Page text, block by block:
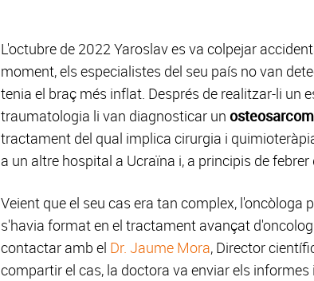
L'octubre de 2022 Yaroslav es va colpejar
moment, els especialistes del seu país no van
tenia el braç més inflat. Després de realitzar-li un
traumatologia li van diagnosticar un
tractament del qual implica cirurgia i
a un altre hospital a Ucraïna i, a principis de
Veient que el seu cas era tan complex,
s'havia format en el tractament avançat
contactar amb el Dr. Jaume Mora, Director
compartir el cas, la doctora va enviar els